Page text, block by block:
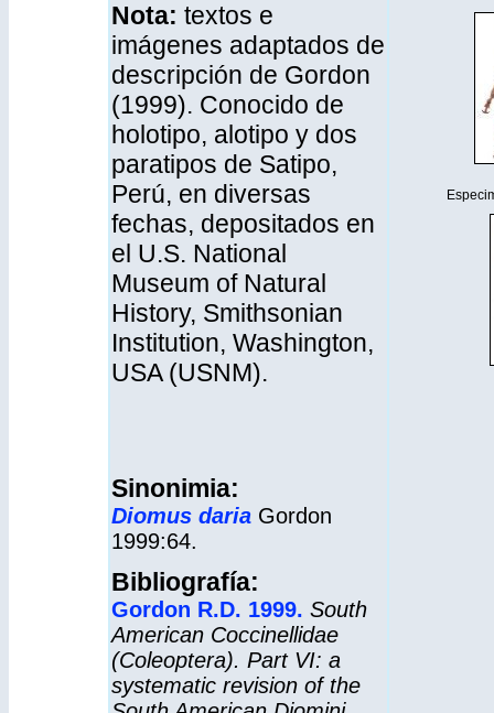
Nota: textos e
imágenes adaptados de
descripción de Gordon
(1999). Conocido de
holotipo, alotipo y dos
paratipos de Satipo,
Perú, en diversas
fechas, depositados en
el U.S. National
Museum of Natural
History, Smithsonian
Institution, Washington,
USA (USNM).
Sinonimia:
Diomus daria Gordon
1999:64.
Bibliografía:
Gordon R.D. 1999. South
American Coccinellidae
(Coleoptera). Part VI: a
systematic revision of the